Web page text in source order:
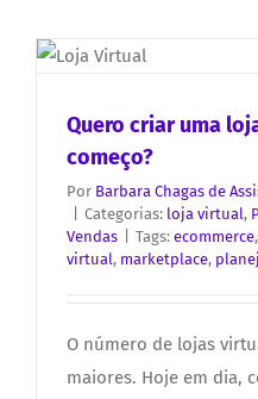
Quero criar uma
começo?
Por Barbara Chagas de
Categorias: loja virtual,
Vendas
Tags: ecommerce,
virtual, marketplace,
O número de lojas
maiores. Hoje em dia,